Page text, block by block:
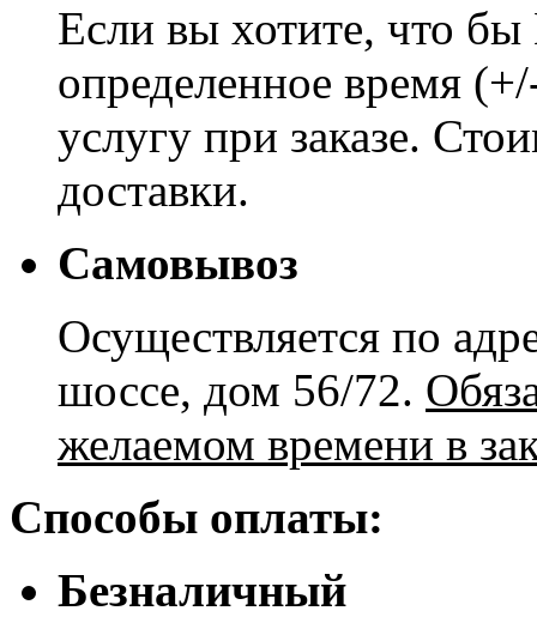
Если вы хотите, что
определенное время
услугу при заказе.
доставки.
Самовывоз
Осуществляется по
шоссе, дом 56/72.
желаемом времени в
Способы оплаты:
Безналичный